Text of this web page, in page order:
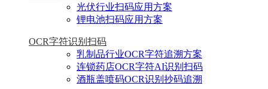
光伏行业扫码应用方案
锂电池扫码应用方案
OCR字符识别扫码
乳制品行业OCR字符追溯方案
连锁药店OCR字符AI识别扫码
酒瓶盖喷码OCR识别抄码追溯